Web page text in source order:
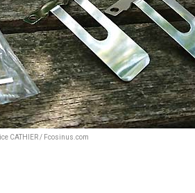
CATHIER / Fcosinus.com